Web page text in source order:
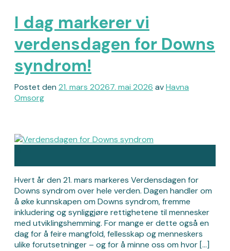
I dag markerer vi
verdensdagen for Downs
syndrom!
Postet den 21. mars 20267. mai 2026 avHavna
Omsorg
Hvert år den 21. mars markeres Verdensdagen for
Downs syndrom over hele verden. Dagen handler om
å øke kunnskapen om Downs syndrom, fremme
inkludering og synliggjøre rettighetene til mennesker
med utviklingshemming. For mange er dette også en
dag for å feire mangfold, fellesskap og menneskers
ulike forutsetninger – og for å minne oss om hvor […]